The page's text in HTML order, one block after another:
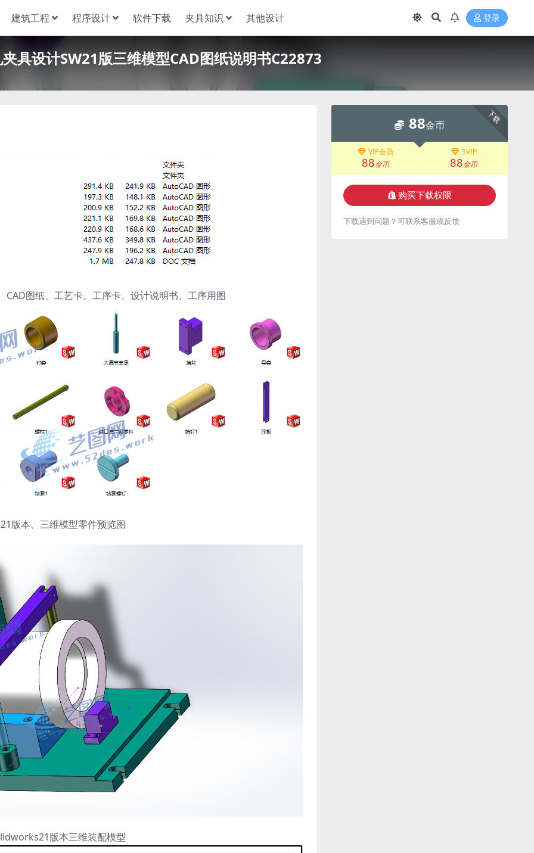
建筑工程 程序设计 软件下载 夹具知识 其他设计 登录
具设计SW21版三维模型CAD图纸说明书C22873
图纸、工艺卡、工序卡、设计说明书、工序用图
版本、三维模型零件预览图
版本三维装配模型
下载
88金币
VIP会员
88金币
SVIP
88金币
购买下载权限
下载遇到问题？可联系客服或反馈